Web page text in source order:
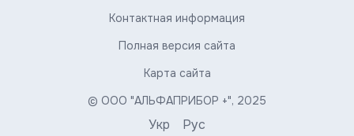
Контактная информация
Полная версия сайта
Карта сайта
© ООО "АЛЬФАПРИБОР +", 2025
Укр Рус